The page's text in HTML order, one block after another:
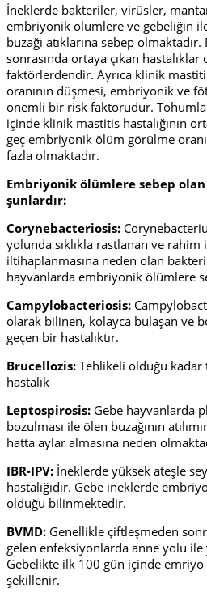
İneklerde bakteriler, virüsler,
embriyonik ölümlere ve gebeliğin
buzağı atıklarına sebep
sonrasında ortaya çıkan
faktörlerdendir. Ayrıca klinik
oranının düşmesi, embriyonik ve
önemli bir risk faktörüdür.
içinde klinik mastitis hastalığının
geç embriyonik ölüm görülme
fazla olmaktadır.
Embriyonik ölümlere sebep olan
şunlardır:
Corynebacteriosis:
yolunda sıklıkla rastlanan ve rahim
iltihaplanmasına neden olan
hayvanlarda embriyonik ölümlere
Campylobacteriosis:
olarak bilinen, kolayca bulaşan ve
geçen bir hastalıktır.
Brucellozis: Tehlikeli olduğu
hastalık
Leptospirosis: Gebe hayvanlarda
bozulması ile ölen buzağının
hatta aylar almasına neden
IBR-IPV: İneklerde yüksek ateşle
hastalığıdır. Gebe ineklerde
olduğu bilinmektedir.
BVMD: Genellikle çiftleşmeden
gelen enfeksiyonlarda anne yolu
Gebelikte ilk 100 gün içinde
şekillenir.